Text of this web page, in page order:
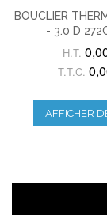
BOUCLIER
- 3.0 D
H.T.
T.T.C.
AFFICHER